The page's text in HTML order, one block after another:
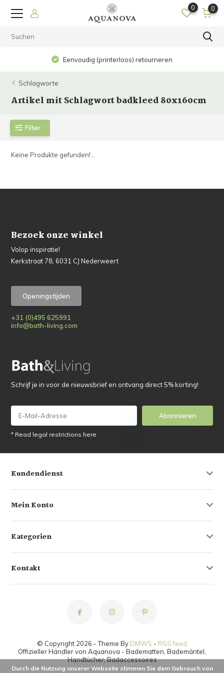
0 0
Eenvoudig (printerloos) retourneren
Schlagworte
Artikel mit Schlagwort badkleed 80x160cm
Filter
Keine Produkte gefunden!...
Bezoek onze winkel
Volop inspiratie!
Kerkstraat 78, 6031 CJ Nederweert
Openingstijden
+31 (0)495 625991
info@bath-living.com
Schrijf je in voor de nieuwsbrief en ontvang direct 5% korting!
Abonnieren
* Read legal restrictions here
Kundendienst
Mein Konto
Kategorien
Kontakt
© Copyright 2026 - Theme By DMWS - RSS feed
Offizieller Händler von Aquanova - Badematten, Bademäntel,
Handtücher, Badaccessoires
Durch die Nutzung unserer Webseite stimmen Sie dem Gebrauch von